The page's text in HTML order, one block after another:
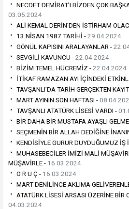
NECDET DEMİRAT’I BİZDEN ÇOK
03.05.2024
ALİ KEMAL DERİN’DEN İSTİRHAM
13 NİSAN 1987 TARİHİ -29.04.2024
GÖNÜL KAPISINI ARALAYANLAR -
SEVGİLİ KAVUNCU -22.04.2024
BİZİM TEMEL HÜCREMİZ -22.04.2024
İTİKAF RAMAZAN AYI İÇİNDEKİ
TAVŞANLI’DA TARİH GERÇEKTEN
MART AYININ SON HAFTASI -
TAVŞANLI ATATÜRK LİSESİ VARDI -
BİR DAHA BİR MUSTAFA AYAŞLI
SEÇMENİN BİR ALLAH DEDİĞİNE
KENDİSİYLE GURUR DUYDUĞUMUZ İŞ
MUHASEBECİLER İMİZİ MALİ
MÜŞAVİRLE - 16.03.2024
O R U Ç - 16.03.2024
MART DENİLİNCE AKLIMA
ATATÜRK LİSESİ ARSASI ÜZERİNE BİR
04.03.2024